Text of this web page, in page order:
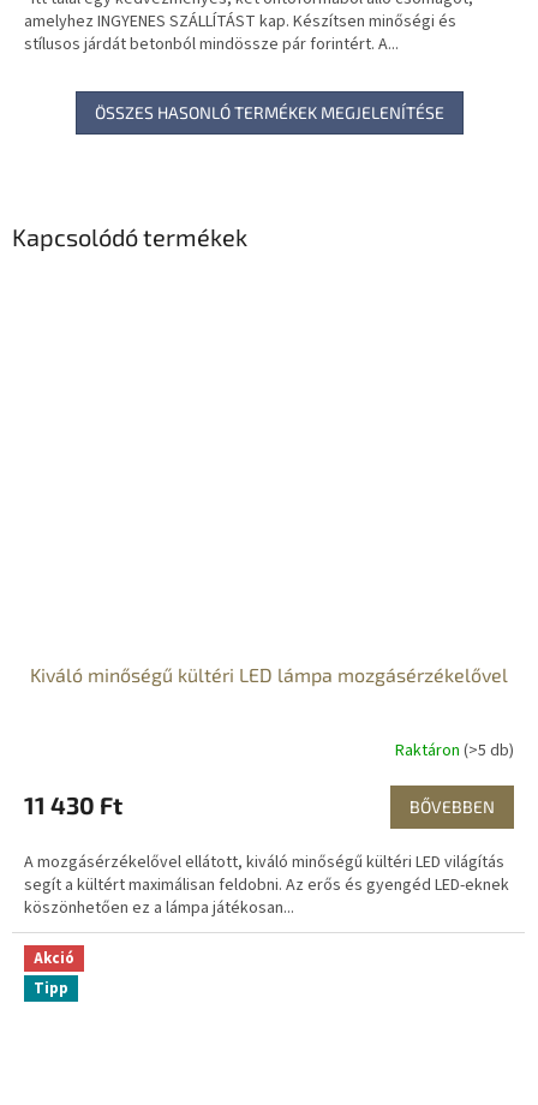
Kapcsolódó termékek
Kiváló minőségű kültéri LED lámpa mozgásérzékelővel
Raktáron (>5 db)
11 430 Ft BŐVEBBEN
A mozgásérzékelővel ellátott, kiváló minőségű kültéri LED világítás
segít a kültért maximálisan feldobni. Az erős és gyengéd LED-eknek
köszönhetően ez a lámpa játékosan...
Akció
Tipp
amelyhez INGYENES SZÁLLÍTÁST kap. Készítsen minőségi és
stílusos járdát betonból mindössze pár forintért. A...
ÖSSZES HASONLÓ TERMÉKEK MEGJELENÍTÉSE